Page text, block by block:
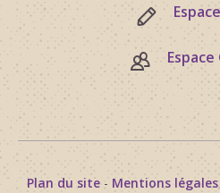
Plan du site- Mentions légales